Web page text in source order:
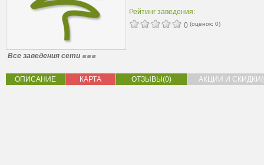
Рейтинг заведения:
0 (оценок: 0)
Все заведения сети
ОПИСАНИЕ КАРТА ОТЗЫВЫ(0) АКЦИИ И